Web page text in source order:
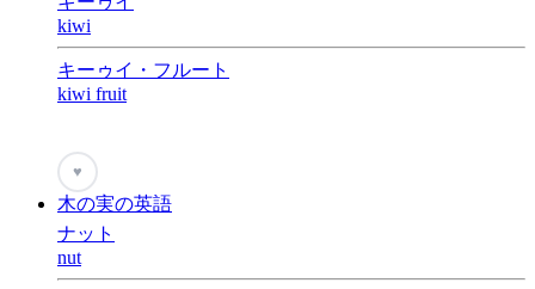
kiwi
キーゥイ・フルート
kiwi fruit
♥
木の実の英語
ナット
nut